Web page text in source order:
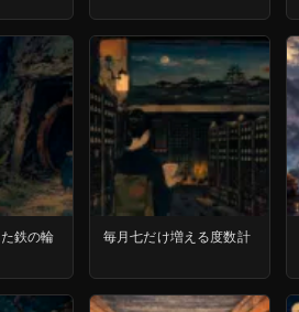
鉄の輪 毎月七だけ増える度数計